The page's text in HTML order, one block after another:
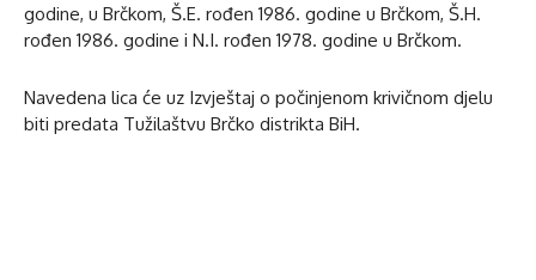
godine, u Brčkom, Š.E. rođen 1986. godine u Brčkom, Š.H.
rođen 1986. godine i N.I. rođen 1978. godine u Brčkom.
Navedena lica će uz Izvještaj o počinjenom krivičnom djelu
biti predata Tužilaštvu Brčko distrikta BiH.